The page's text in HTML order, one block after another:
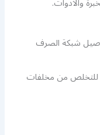
شبكة الصرف
للتخلص من مخلفات